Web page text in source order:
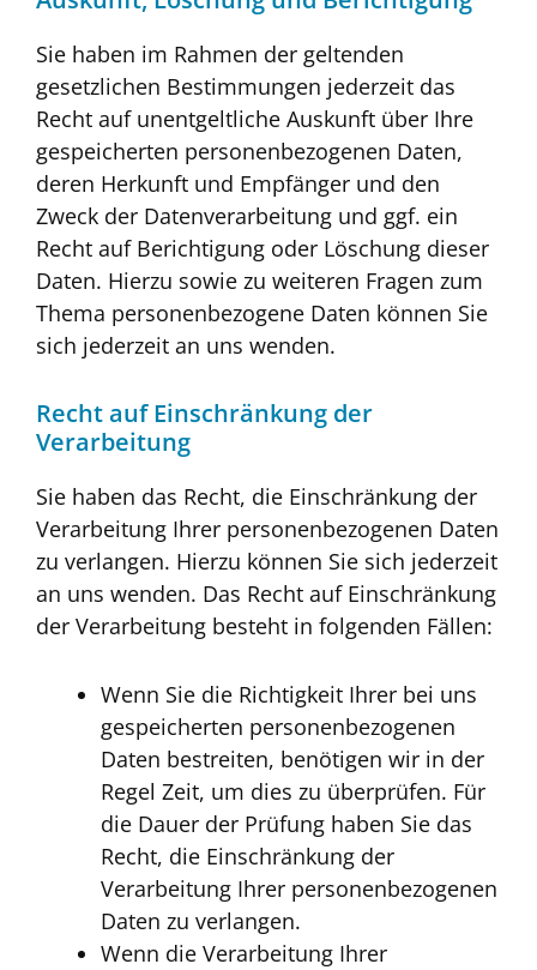
Sie haben im Rahmen der geltenden
gesetzlichen Bestimmungen jederzeit das
Recht auf unentgeltliche Auskunft über Ihre
gespeicherten personenbezogenen Daten,
deren Herkunft und Empfänger und den
Zweck der Datenverarbeitung und ggf. ein
Recht auf Berichtigung oder Löschung dieser
Daten. Hierzu sowie zu weiteren Fragen zum
Thema personenbezogene Daten können Sie
sich jederzeit an uns wenden.
Recht auf Einschränkung der
Verarbeitung
Sie haben das Recht, die Einschränkung der
Verarbeitung Ihrer personenbezogenen Daten
zu verlangen. Hierzu können Sie sich jederzeit
an uns wenden. Das Recht auf Einschränkung
der Verarbeitung besteht in folgenden Fällen:
Wenn Sie die Richtigkeit Ihrer bei uns
gespeicherten personenbezogenen
Daten bestreiten, benötigen wir in der
Regel Zeit, um dies zu überprüfen. Für
die Dauer der Prüfung haben Sie das
Recht, die Einschränkung der
Verarbeitung Ihrer personenbezogenen
Daten zu verlangen.
Wenn die Verarbeitung Ihrer